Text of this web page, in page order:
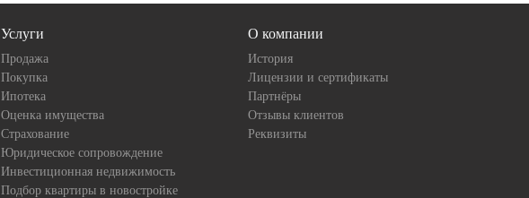
Услуги
Продажа
Покупка
Ипотека
Оценка имущества
Страхование
Юридическое сопровождение
Инвестиционная недвижимость
Подбор квартиры в новостройке
О компании
История
Лицензии и сертификаты
Партнёры
Отзывы клиентов
Реквизиты